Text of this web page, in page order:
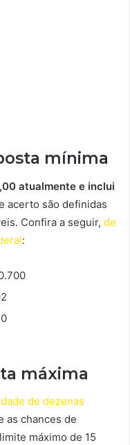
mínima
atualmente e inclui
acerto são definidas
Confira a seguir, de
:
máxima
de dezenas
as chances de
máximo de 15